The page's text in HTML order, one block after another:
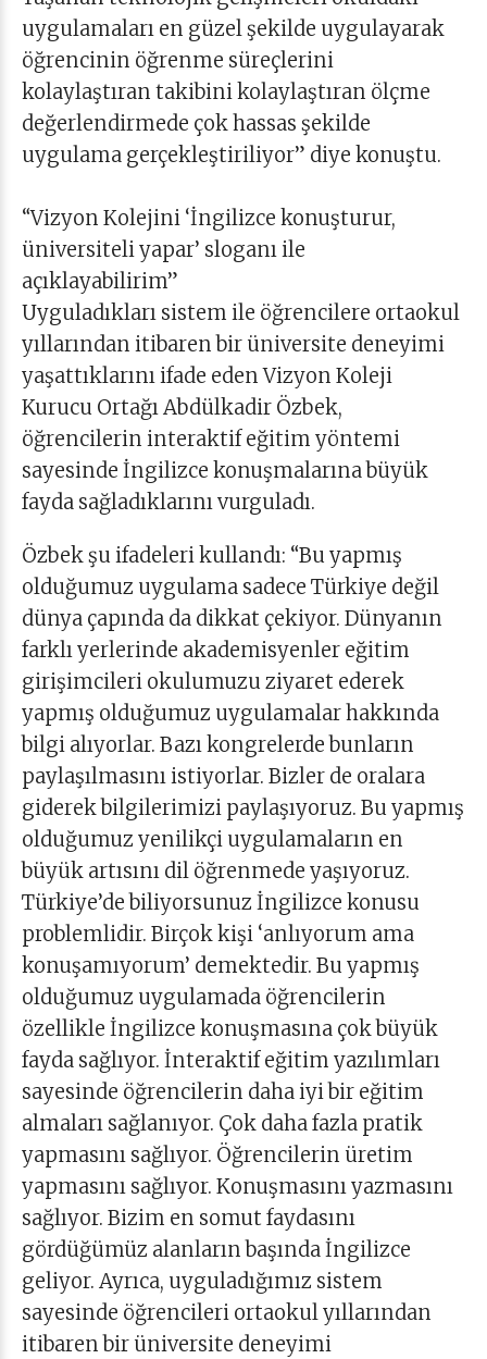
uygulamaları en güzel şekilde uygulayarak
öğrencinin öğrenme süreçlerini
kolaylaştıran takibini kolaylaştıran ölçme
değerlendirmede çok hassas şekilde
uygulama gerçekleştiriliyor” diye konuştu.
“Vizyon Kolejini ‘İngilizce konuşturur,
üniversiteli yapar’ sloganı ile
açıklayabilirim”
Uyguladıkları sistem ile öğrencilere ortaokul
yıllarından itibaren bir üniversite deneyimi
yaşattıklarını ifade eden Vizyon Koleji
Kurucu Ortağı Abdülkadir Özbek,
öğrencilerin interaktif eğitim yöntemi
sayesinde İngilizce konuşmalarına büyük
fayda sağladıklarını vurguladı.
Özbek şu ifadeleri kullandı: “Bu yapmış
olduğumuz uygulama sadece Türkiye değil
dünya çapında da dikkat çekiyor. Dünyanın
farklı yerlerinde akademisyenler eğitim
girişimcileri okulumuzu ziyaret ederek
yapmış olduğumuz uygulamalar hakkında
bilgi alıyorlar. Bazı kongrelerde bunların
paylaşılmasını istiyorlar. Bizler de oralara
giderek bilgilerimizi paylaşıyoruz. Bu yapmış
olduğumuz yenilikçi uygulamaların en
büyük artısını dil öğrenmede yaşıyoruz.
Türkiye’de biliyorsunuz İngilizce konusu
problemlidir. Birçok kişi ‘anlıyorum ama
konuşamıyorum’ demektedir. Bu yapmış
olduğumuz uygulamada öğrencilerin
özellikle İngilizce konuşmasına çok büyük
fayda sağlıyor. İnteraktif eğitim yazılımları
sayesinde öğrencilerin daha iyi bir eğitim
almaları sağlanıyor. Çok daha fazla pratik
yapmasını sağlıyor. Öğrencilerin üretim
yapmasını sağlıyor. Konuşmasını yazmasını
sağlıyor. Bizim en somut faydasını
gördüğümüz alanların başında İngilizce
geliyor. Ayrıca, uyguladığımız sistem
sayesinde öğrencileri ortaokul yıllarından
itibaren bir üniversite deneyimi